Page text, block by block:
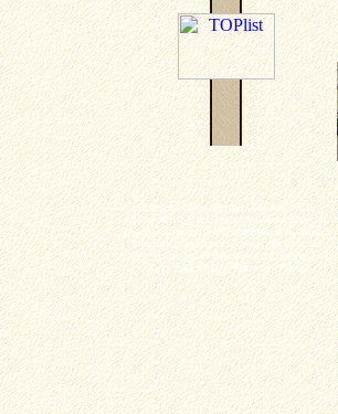
Plzeňské tramvaje - aktuální události a
zajímavosti z plzeňského tramvajové provozu,
popisy typů vozů a zejména mnoho aktuálních
fotografií plzeňských tramvají (nechybí ani
výluky, vykolejení či povodně a další zajímavotsi
z plzeňské MHD). Tramvaj - Plzeň.